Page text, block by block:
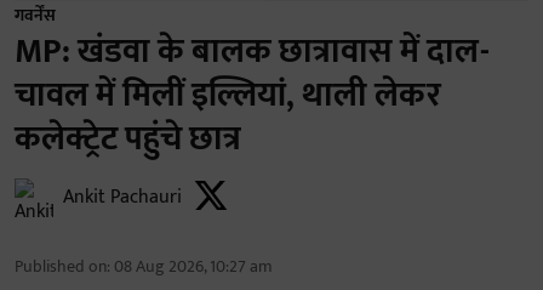
गवर्नेंस
MP: खंडवा के बालक छात्रावास में दाल-
चावल में मिलीं इल्लियां, थाली लेकर
कलेक्ट्रेट पहुंचे छात्र
Ankit Pachauri
Published on: 08 Aug 2026, 10:27 am